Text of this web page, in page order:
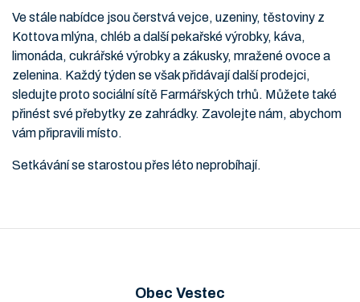
Ve stále nabídce jsou čerstvá vejce, uzeniny, těstoviny z
Kottova mlýna, chléb a další pekařské výrobky, káva,
limonáda, cukrářské výrobky a zákusky, mražené ovoce a
zelenina. Každý týden se však přidávají další prodejci,
sledujte proto sociální sítě Farmářských trhů. Můžete také
přinést své přebytky ze zahrádky. Zavolejte nám, abychom
vám připravili místo.
Setkávání se starostou přes léto neprobíhají.
Obec Vestec